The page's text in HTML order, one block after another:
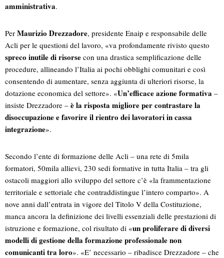
amministrativa.
Per Maurizio Drezzadore, presidente Enaip e responsabile delle
Acli per le questioni del lavoro, «va profondamente rivisto questo
spreco inutile di risorse con una drastica semplificazione delle
procedure, allineando l’Italia ai pochi obblighi comunitari e così
consentendo di aumentare, senza aggiunta di ulteriori risorse, la
dotazione economica del settore». «Un’efficace azione formativa –
insiste Drezzadore – è la risposta migliore per contrastare la
disoccupazione e favorire il rientro dei lavoratori in cassa
integrazione».
Secondo l’ente di formazione delle Acli – una rete di 5mila
formatori, 50mila allievi, 230 sedi formative in tutta Italia – tra gli
ostacoli maggiori allo sviluppo del settore c’è «la frammentazione
territoriale e settoriale che contraddistingue l’intero comparto». A
nove anni dall’entrata in vigore del Titolo V della Costituzione,
manca ancora la definizione dei livelli essenziali delle prestazioni di
istruzione e formazione, col risultato di «unproliferare di diversi
modelli di gestione della formazione professionale non
comunicanti tra loro». «E’ necessario – ribadisce Drezzadore – che